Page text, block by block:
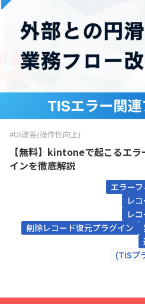
#UI改善(操作性向上)
【無料】kintoneで起こるエ
インを徹底解説
エラー
レ
レ
削除レコード復元プラグイン
(TISプ